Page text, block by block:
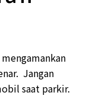
Jangan
saat parkir.